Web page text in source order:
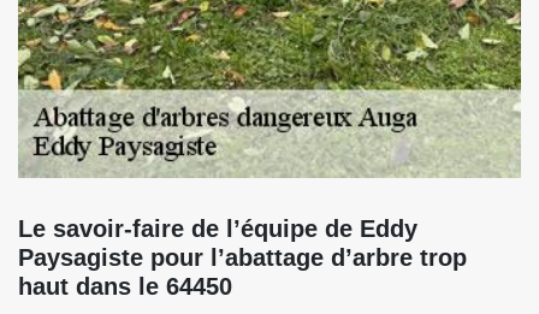
Le savoir-faire de l’équipe de Eddy
Paysagiste pour l’abattage d’arbre trop
haut dans le 64450